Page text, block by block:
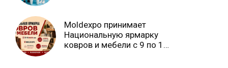
Moldexpo принимает
Национальную ярмарку
ковров и мебели с 9 по 14